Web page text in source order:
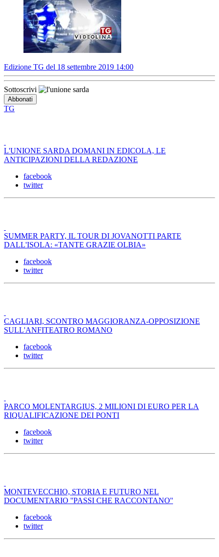
Edizione TG del 18 settembre 2019 14:00
Sottoscrivi
TG
L'UNIONE SARDA DOMANI IN EDICOLA, LE
ANTICIPAZIONI DELLA REDAZIONE
facebook
twitter
SUMMER PARTY, IL TOUR DI JOVANOTTI PARTE
DALL'ISOLA: «TANTE GRAZIE OLBIA»
facebook
twitter
CAGLIARI, SCONTRO MAGGIORANZA-OPPOSIZIONE
SULL'ANFITEATRO ROMANO
facebook
twitter
PARCO MOLENTARGIUS, 2 MILIONI DI EURO PER LA
RIQUALIFICAZIONE DEI PONTI
facebook
twitter
MONTEVECCHIO, STORIA E FUTURO NEL
DOCUMENTARIO ''PASSI CHE RACCONTANO''
facebook
twitter